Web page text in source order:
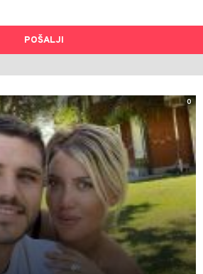
POŠALJI
0